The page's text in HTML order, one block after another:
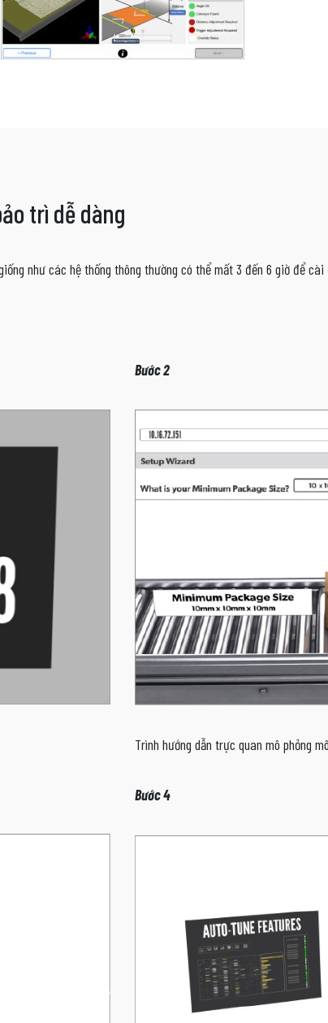
trì dễ dàng
như các hệ thống thông thường có thể mất 3 đến 6 giờ để
Bước 2
Trình hướng dẫn trực quan mô phỏng
Bước 4